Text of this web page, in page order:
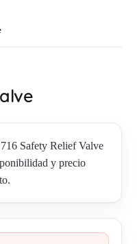
Safety Relief Valve
y precio